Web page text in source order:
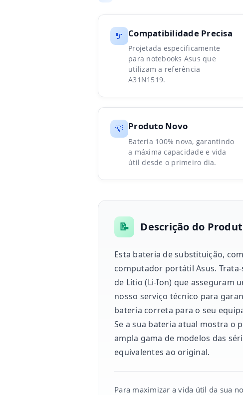
🔌 Compatibilidade Precisa
Projetada especificamente
para notebooks Asus que
utilizam a referência
A31N1519.
💡 Produto Novo
Bateria 100% nova, garantindo
a máxima capacidade e vida
útil desde o primeiro dia.
📝 Descrição do
Esta bateria de substituição,
computador portátil Asus.
de Lítio (Li-Ion) que asseguram
nosso serviço técnico para
bateria correta para o seu
Se a sua bateria atual mostra o
ampla gama de modelos das
equivalentes ao original.
Para maximizar a vida útil da sua